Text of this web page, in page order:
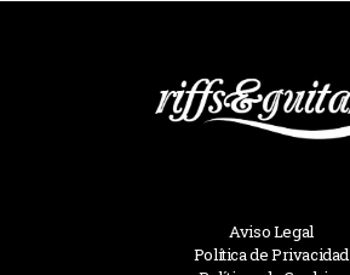
Aviso Legal
Política de Privacidad